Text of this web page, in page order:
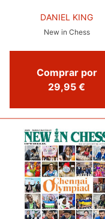
DANIEL KING
New in Chess
Comprar por
29,95 €